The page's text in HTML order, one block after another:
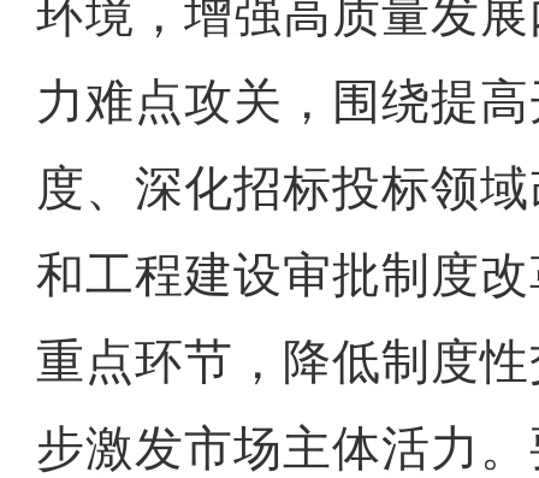
环境，增强高质量发
力难点攻关，围绕提
度、深化招标投标领
和工程建设审批制度
重点环节，降低制度
步激发市场主体活力